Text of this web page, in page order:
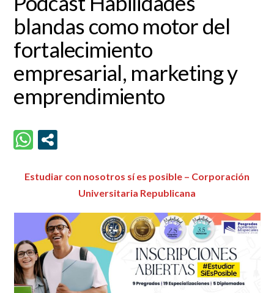
blandas como motor del
fortalecimiento
empresarial, marketing y
emprendimiento
Estudiar con nosotros sí es posible – Corporación
Universitaria Republicana